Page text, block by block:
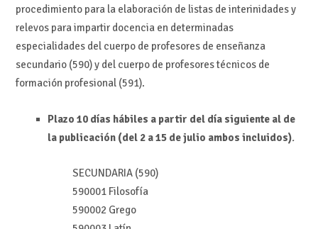
procedimiento para la elaboración de listas de interinidades y
relevos para impartir docencia en determinadas
especialidades del cuerpo de profesores de enseñanza
secundario (590) y del cuerpo de profesores técnicos de
formación profesional (591).
Plazo 10 días hábiles a partir del día siguiente al de
la publicación (del 2 a 15 de julio ambos incluidos).
SECUNDARIA (590)
590001 Filosofía
590002 Grego